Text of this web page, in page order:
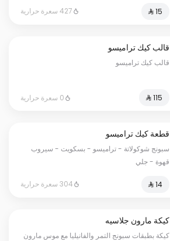
427 سعرة حرارية
قالب كيك تراميسو
قالب كيك تراميسو
0 سعرة حرارية
قطعة كيك تراميسو
سبونج شوكولاتة - تراميسو - بسكويت - سيروب
قهوة - جلي
⁨⁦‪‬ 14⁩ 304 سعرة حرارية
كيكة مارون جلاسيه
كيكة بطبقات سبونج التمر والفانيليا مع موس مارون